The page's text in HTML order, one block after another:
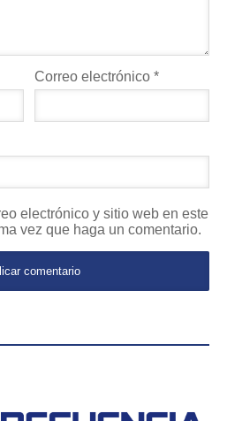
Correo electrónico*
electrónico y sitio web en este
vez que haga un comentario.